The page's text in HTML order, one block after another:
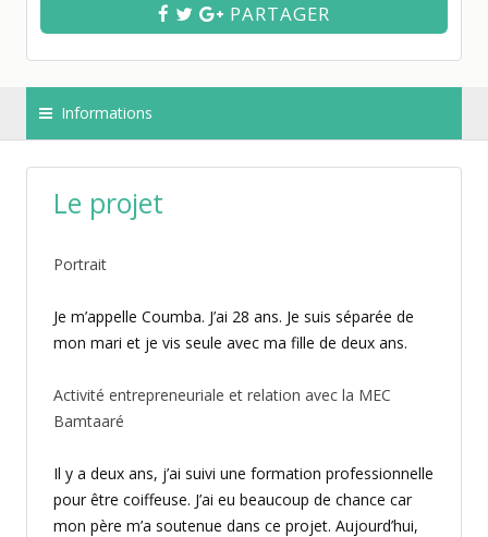
PARTAGER
Informations
Le projet
Portrait
Je m’appelle Coumba. J’ai 28 ans. Je suis séparée de
mon mari et je vis seule avec ma fille de deux ans.
Activité entrepreneuriale et relation avec la MEC
Bamtaaré
Il y a deux ans, j’ai suivi une formation professionnelle
pour être coiffeuse. J’ai eu beaucoup de chance car
mon père m’a soutenue dans ce projet. Aujourd’hui,